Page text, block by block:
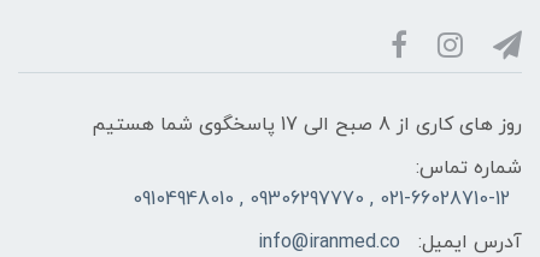
روز های کاری از 8 صبح الی 17 پاسخگوی شما هستیم
شماره تماس:
021-66028710-12 , 09306297770 , 09104948010
آدرس ایمیل:
info@iranmed.co